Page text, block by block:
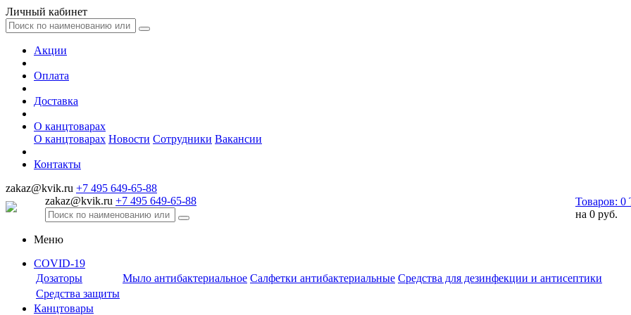
Личный кабинет
Акции
Оплата
Доставка
О канцтоварах
О канцтоварах Новости Сотрудники Вакансии
Контакты
zakaz@kvik.ru +7 495 649-65-88
zakaz@kvik.ru +7 495 649-65-88 Товаров: 0
на 0 руб.
Меню
COVID-19
Дозаторы
Мыло антибактериальное Салфетки антибактериальные Средства для дезинфекции и антисептики
Средства защиты
Канцтовары